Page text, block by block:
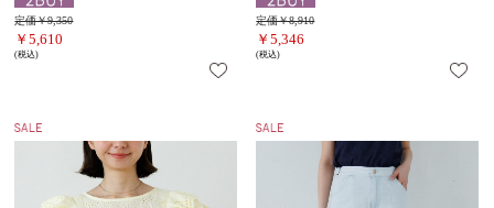
定価￥9,350
￥5,610
(税込)
定価￥8,910
￥5,346
(税込)